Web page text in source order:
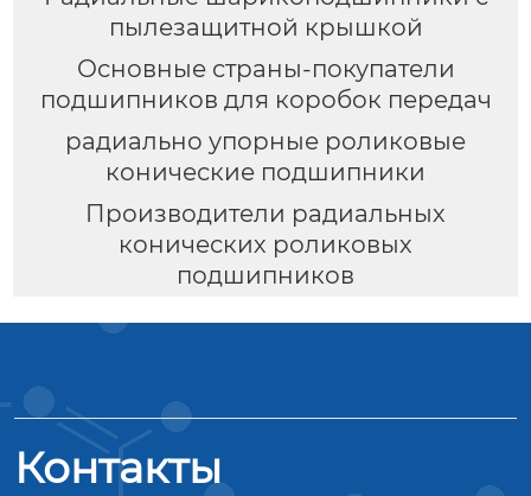
пылезащитной крышкой
Основные страны-покупатели
подшипников для коробок передач
радиально упорные роликовые
конические подшипники
Производители радиальных
конических роликовых
подшипников
Контакты